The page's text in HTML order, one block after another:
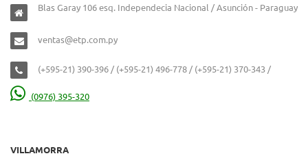
Blas Garay 106 esq. Independecia Nacional / Asunción - Paraguay
ventas@etp.com.py
(+595-21) 390-396 / (+595-21) 496-778 / (+595-21) 370-343 /
(0976) 395-320
VILLAMORRA